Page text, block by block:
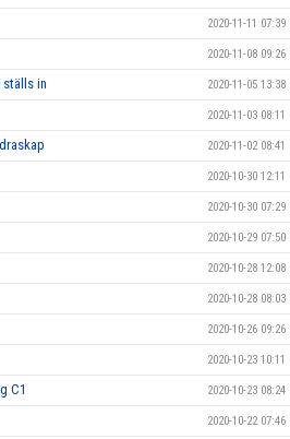
2020-11-11 07:39
2020-11-08 09:26
ställs in 2020-11-05 13:38
2020-11-03 08:11
2020-11-02 08:41
2020-10-30 12:11
2020-10-30 07:29
2020-10-29 07:50
2020-10-28 12:08
2020-10-28 08:03
2020-10-26 09:26
2020-10-23 10:11
C1 2020-10-23 08:24
2020-10-22 07:46